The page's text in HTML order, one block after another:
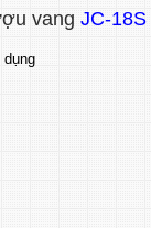
vang JC-18S